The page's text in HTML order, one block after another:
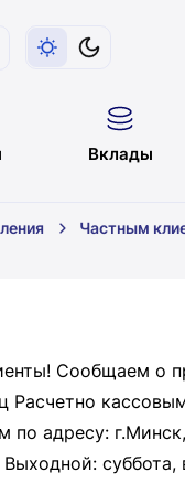
Вклады
Частным
Сообщаем о
Расчетно
по адресу:
суббота,